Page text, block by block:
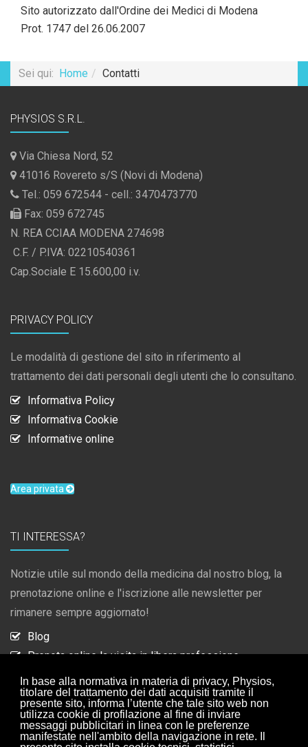
In base alla normativa in materia di privacy, Physios,
titolare del trattamento dei dati acquisiti tramite il
presente sito, informa l’utente che tale sito web non
utilizza cookie di profilazione al fine di inviare
messaggi pubblicitari in linea con le preferenze
manifestate nell'ambito della navigazione in rete. Il
Sito autorizzato dall'Ordine dei Medici di Modena
Prot. 1747 del 26.06.2007
Sei qui: Home Contatti
PHYSIOS S.R.L.
Via Chiesa Nord, 52
41016 Rovereto s/S (Novi di Modena)
Tel.: 059 672544 - cell.: 3470473770
Fax: 059 672745
N. REA CCIAA MODENA 274698
C.F. / P.IVA: 02210540361
Cap.Sociale E 15.600,00 i.v.
PRIVACY POLICY
Le modalità di gestione del sito in riferimento al
trattamento dei dati personali degli utenti che lo consultano.
Informativa Policy
Informativa Cookie
Informative online
Area privata
TI INTERESSA?
Notizie utile sul mondo della medicina dal nostro blog, la
prenotazione online e l'iscrizione alle newsletter per
rimanere sempre aggiornato!
Blog
Prenota online la visita in libera professione
Iscrizione newsletter
Collaborazioni
ISCRIZIONE NEWSLETTER